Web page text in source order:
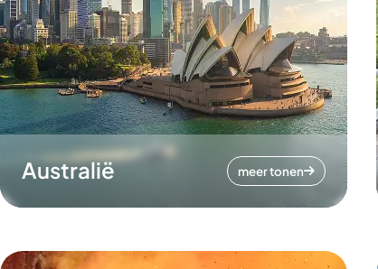
Australië meer tonen